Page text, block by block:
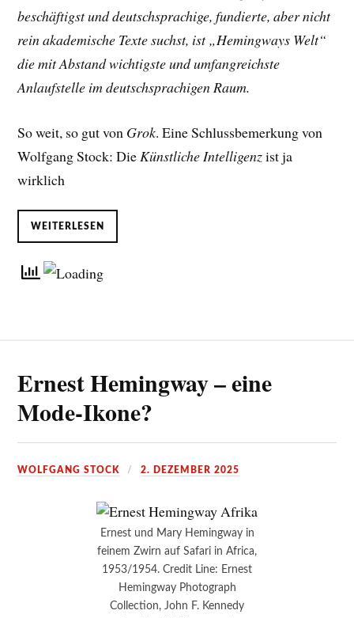
beschäftigst und deutschsprachige, fundierte, aber nicht
rein akademische Texte suchst, ist „Hemingways Welt“
die mit Abstand wichtigste und umfangreichste
Anlaufstelle im deutschsprachigen Raum.
So weit, so gut von Grok. Eine Schlussbemerkung von
Wolfgang Stock: Die Künstliche Intelligenzist ja
wirklich
WEITERLESEN
Ernest Hemingway – eine
Mode-Ikone?
WOLFGANG STOCK 2. DEZEMBER 2025
Ernest und Mary Hemingway in
feinem Zwirn auf Safari in Africa,
1953/1954. Credit Line: Ernest
Hemingway Photograph
Collection, John F. Kennedy